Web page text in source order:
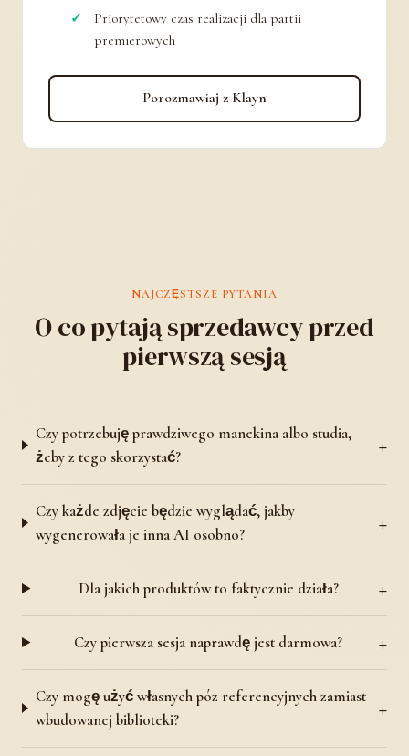
Priorytetowy czas realizacji dla partii
premierowych
Porozmawiaj z Klayn
NAJCZĘSTSZE PYTANIA
O co pytają sprzedawcy przed
pierwszą sesją
Czy potrzebuję prawdziwego manekina albo studia,
żeby z tego skorzystać?
Czy każde zdjęcie będzie wyglądać, jakby
wygenerowała je inna AI osobno?
Dla jakich produktów to faktycznie działa?
Czy pierwsza sesja naprawdę jest darmowa?
Czy mogę użyć własnych póz referencyjnych zamiast
wbudowanej biblioteki?